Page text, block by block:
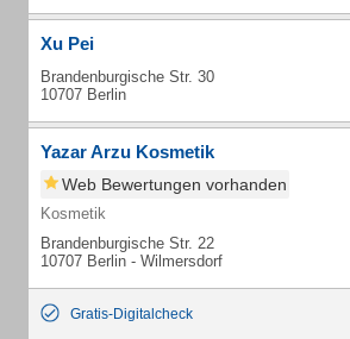
Xu Pei
Brandenburgische Str. 30
10707 Berlin
Yazar Arzu Kosmetik
Web Bewertungen vorhanden
Kosmetik
Brandenburgische Str. 22
10707 Berlin - Wilmersdorf
Gratis-Digitalcheck